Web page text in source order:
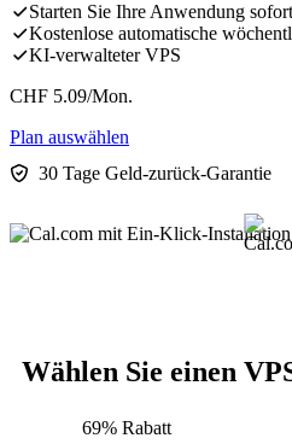
Starten Sie Ihre Anwendung sofort
Kostenlose automatische
KI-verwalteter VPS
CHF 5.09/Mon.
Plan auswählen
30 Tage Geld-zurück-Garantie
Wählen Sie einen
69% Rabatt